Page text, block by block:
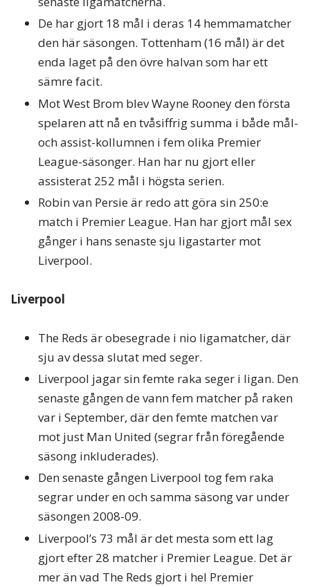
De har gjort 18 mål i deras 14 hemmamatcher
den här säsongen. Tottenham (16 mål) är det
enda laget på den övre halvan som har ett
sämre facit.
Mot West Brom blev Wayne Rooney den första
spelaren att nå en tvåsiffrig summa i både mål-
och assist-kollumnen i fem olika Premier
League-säsonger. Han har nu gjort eller
assisterat 252 mål i högsta serien.
Robin van Persie är redo att göra sin 250:e
match i Premier League. Han har gjort mål sex
gånger i hans senaste sju ligastarter mot
Liverpool.
Liverpool
The Reds är obesegrade i nio ligamatcher, där
sju av dessa slutat med seger.
Liverpool jagar sin femte raka seger i ligan. Den
senaste gången de vann fem matcher på raken
var i September, där den femte matchen var
mot just Man United (segrar från föregående
säsong inkluderades).
Den senaste gången Liverpool tog fem raka
segrar under en och samma säsong var under
säsongen 2008-09.
Liverpool’s 73 mål är det mesta som ett lag
gjort efter 28 matcher i Premier League. Det är
mer än vad The Reds gjort i hel Premier